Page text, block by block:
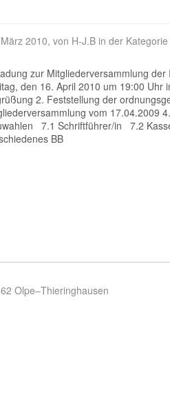
2010, von H-J.B in der Kategorie
zur Mitgliederversammlung
den 16. April 2010 um 19:00 Uhr
2. Feststellung der
vom 17.04.2009
7.1 Schriftführer/in 7.2
BB
Olpe–Thieringhausen